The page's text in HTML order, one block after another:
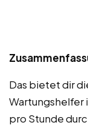
Das bietet dir
Wartungshelfer
pro Stunde